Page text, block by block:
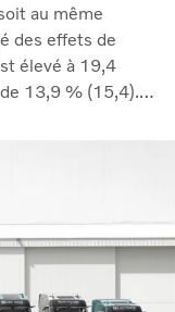
au même
des effets de
élevé à 19,4
13,9 % (15,4).
négative
a continué à
a
effets de change.
de services
de couronnes